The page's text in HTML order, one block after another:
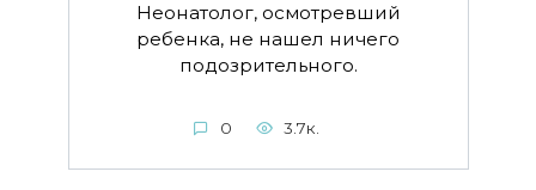
Неонатолог, осмотревший
ребенка, не нашел ничего
подозрительного.
0 3.7к.